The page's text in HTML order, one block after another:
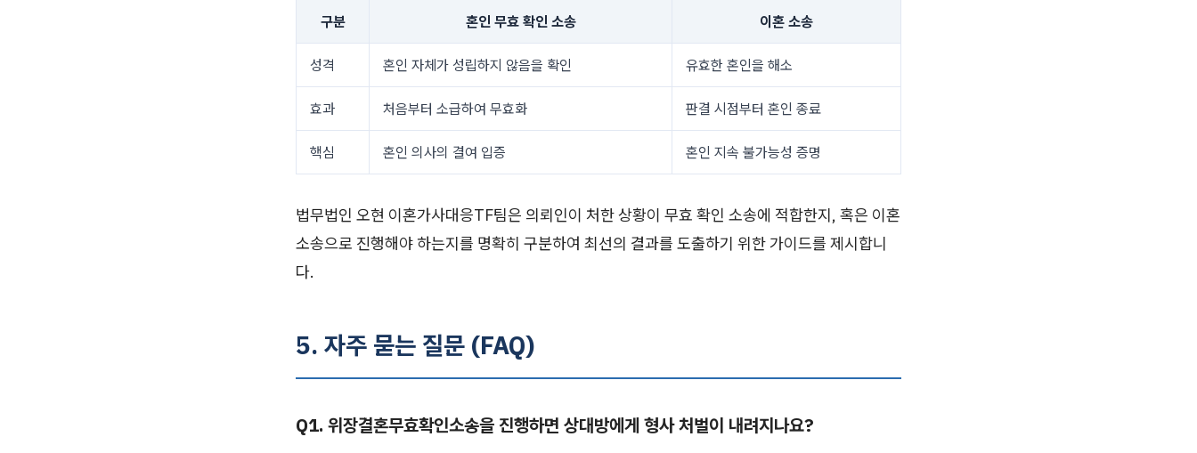
구분 혼인 무효 확인 소송 이혼 소송
성격 혼인 자체가 성립하지 않음을 확인 유효한 혼인을 해소
효과 처음부터 소급하여 무효화 판결 시점부터 혼인 종료
핵심 혼인 의사의 결여 입증 혼인 지속 불가능성 증명
법무법인 오현 이혼가사대응TF팀은 의뢰인이 처한 상황이 무효 확인 소송에 적합한지, 혹은 이혼
소송으로 진행해야 하는지를 명확히 구분하여 최선의 결과를 도출하기 위한 가이드를 제시합니
다.
5. 자주 묻는 질문 (FAQ)
Q1. 위장결혼무효확인소송을 진행하면 상대방에게 형사 처벌이 내려지나요?